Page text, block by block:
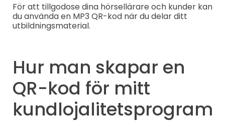
För att tillgodose dina hörsellärare och kunder kan
du använda en MP3 QR-kod när du delar ditt
utbildningsmaterial.
Hur man skapar en
QR-kod för mitt
kundlojalitetsprogram